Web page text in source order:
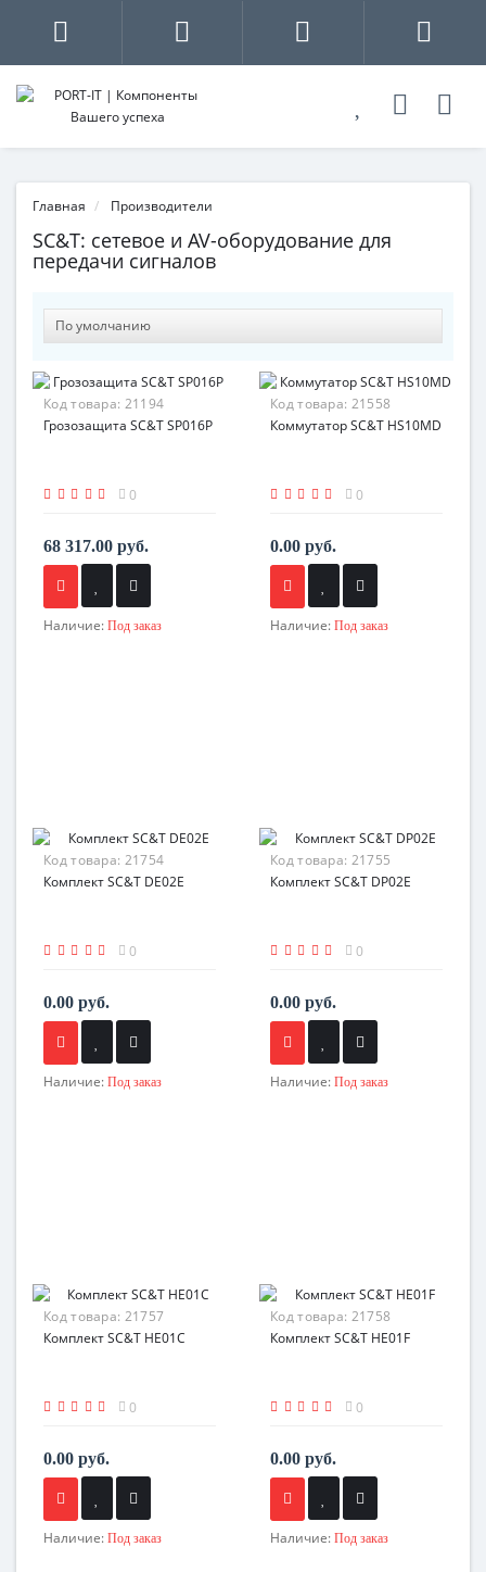
Главная Производители
SC&T: сетевое и AV-оборудование для
передачи сигналов
Код товара: 21194
Грозозащита SC&T SP016P
0
68 317.00 руб.
Наличие: Под заказ
Код товара: 21558
Коммутатор SC&T HS10MD
0
0.00 руб.
Наличие: Под заказ
Код товара: 21754
Комплект SC&T DE02E
0
0.00 руб.
Наличие: Под заказ
Код товара: 21755
Комплект SC&T DP02E
0
0.00 руб.
Наличие: Под заказ
Код товара: 21757
Комплект SC&T HE01C
0
0.00 руб.
Наличие: Под заказ
Код товара: 21758
Комплект SC&T HE01F
0
0.00 руб.
Наличие: Под заказ